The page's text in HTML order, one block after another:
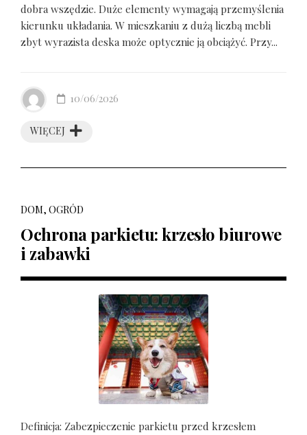
dobra wszędzie. Duże elementy wymagają przemyślenia
kierunku układania. W mieszkaniu z dużą liczbą mebli
zbyt wyrazista deska może optycznie ją obciążyć. Przy...
WIĘCEJ
10/06/2026
DOM, OGRÓD
Ochrona parkietu: krzesło biurowe
i zabawki
Definicja: Zabezpieczenie parkietu przed krzesłem